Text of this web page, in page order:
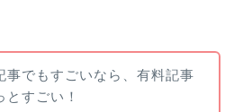
事でもすごいなら、有料記事
とすごい！